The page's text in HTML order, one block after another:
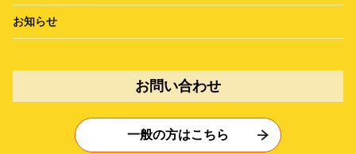
お知らせ
お問い合わせ
一般の方はこちら